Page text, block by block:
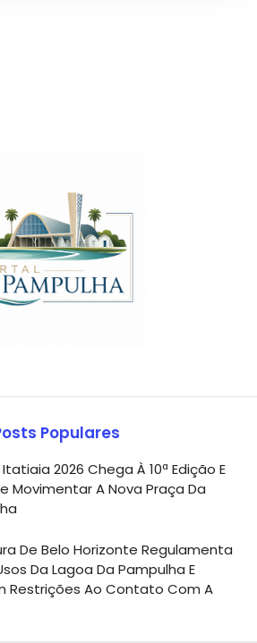
Populares
2026 Chega À 10ª Edição E
Movimentar A Nova Praça Da
De Belo Horizonte Regulamenta
Da Lagoa Da Pampulha E
Restrições Ao Contato Com A